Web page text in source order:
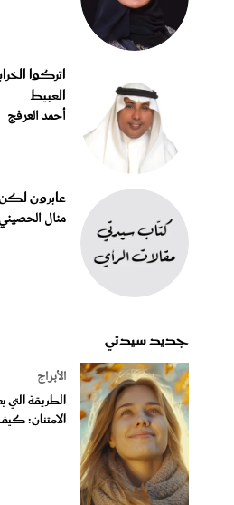
اتركوا
العبيط
أحمد العرفج
عابرون لكن
منال الحصيني
جديد سيدتي
الأبراج
الطريقة
الامتنان: